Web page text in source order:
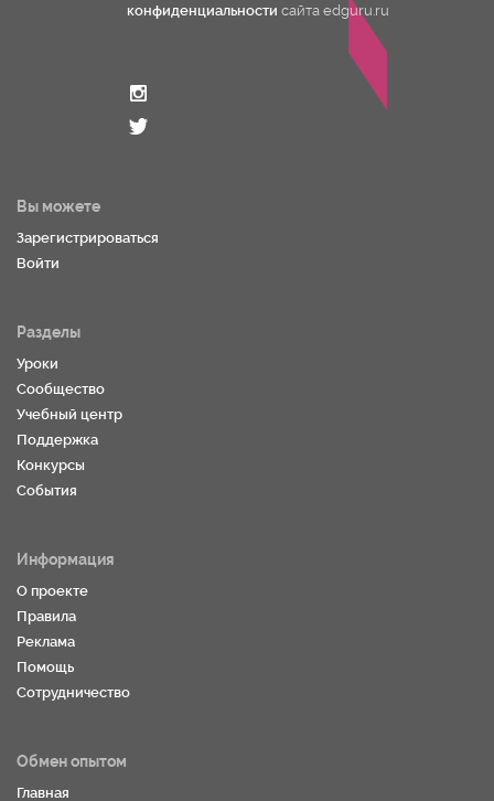
конфиденциальности сайта edguru.ru
Вы можете
Зарегистрироваться
Войти
Разделы
Уроки
Сообщество
Учебный центр
Поддержка
Конкурсы
События
Информация
О проекте
Правила
Реклама
Помощь
Сотрудничество
Обмен опытом
Главная